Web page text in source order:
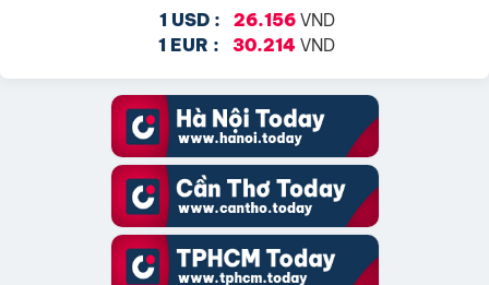
1 USD : 26.156VND
1 EUR : 30.214 VND